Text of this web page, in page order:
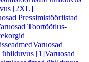
[2XL]
Pressimistööriistad
Toortöötlus-
Varuosad
ühilduvus [1]Varuosad